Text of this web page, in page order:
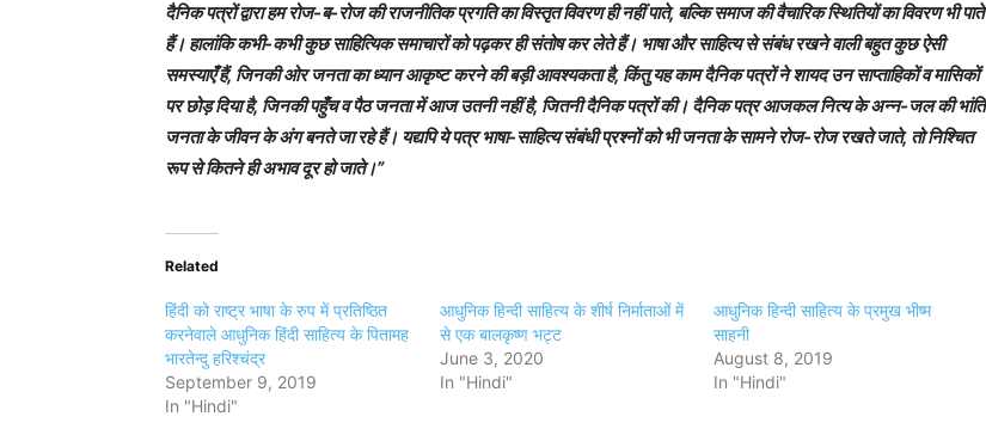
दैनिक पत्रों द्वारा हम रोज-ब-रोज की राजनीतिक प्रगति का विस्तृत विवरण ही नहीं पाते, बल्कि समाज की वैचारिक स्थितियों का विवरण भी पाते
हैं। हालांकि कभी-कभी कुछ साहित्यिक समाचारों को पढ़कर ही संतोष कर लेते हैं। भाषा और साहित्य से संबंध रखने वाली बहुत कुछ ऐसी
समस्याएँ हैं, जिनकी ओर जनता का ध्यान आकृष्ट करने की बड़ी आवश्यकता है, किंतु यह काम दैनिक पत्रों ने शायद उन साप्ताहिकों व मासिकों
पर छोड़ दिया है, जिनकी पहुँच व पैठ जनता में आज उतनी नहीं है, जितनी दैनिक पत्रों की। दैनिक पत्र आजकल नित्य के अन्न-जल की भांति
जनता के जीवन के अंग बनते जा रहे हैं। यद्यपि ये पत्र भाषा-साहित्य संबंधी प्रश्नों को भी जनता के सामने रोज-रोज रखते जाते, तो निश्चित
रूप से कितने ही अभाव दूर हो जाते।”
Related
हिंदी को राष्ट्र भाषा के रुप में प्रतिष्ठित
करनेवाले आधुनिक हिंदी साहित्य के पितामह
भारतेन्दु हरिश्चंद्र
September 9, 2019
In "Hindi"
आधुनिक हिन्दी साहित्य के शीर्ष निर्माताओं में
से एक बालकृष्ण भट्ट
June 3, 2020
In "Hindi"
आधुनिक हिन्दी साहित्य के प्रमुख भीष्म
साहनी
August 8, 2019
In "Hindi"